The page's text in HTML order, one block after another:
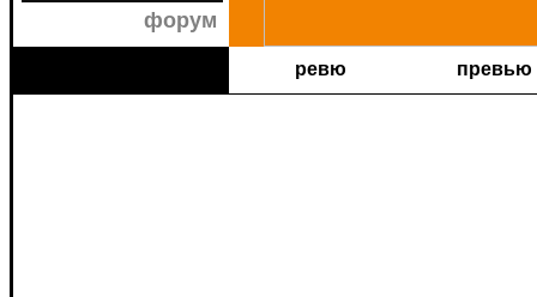
форум
ревю превью